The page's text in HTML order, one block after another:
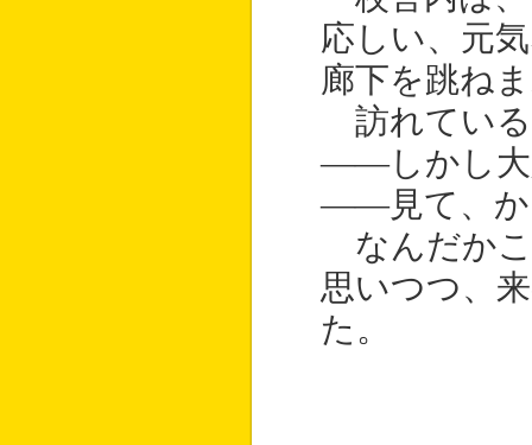
応しい、元
廊下を跳ね
訪れている
——しかし大
——見て、か
なんだかこ
思いつつ、
た。